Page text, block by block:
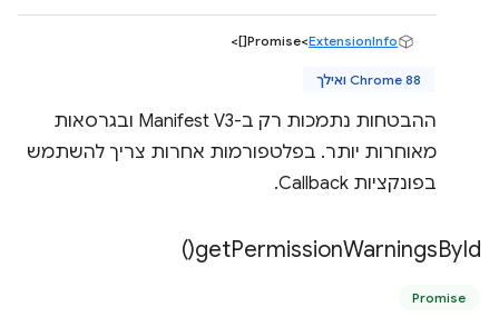
Promise<ExtensionInfo
[]>
Chrome 88 ואילך
ההבטחות נתמכות רק ב-Manifest V3 ובגרסאות
מאוחרות יותר. בפלטפורמות אחרות צריך להשתמש
בפונקציות Callback.
getPermissionWarningsById(
)
Promise